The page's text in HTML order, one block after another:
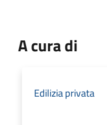
A cura di
Edilizia privata